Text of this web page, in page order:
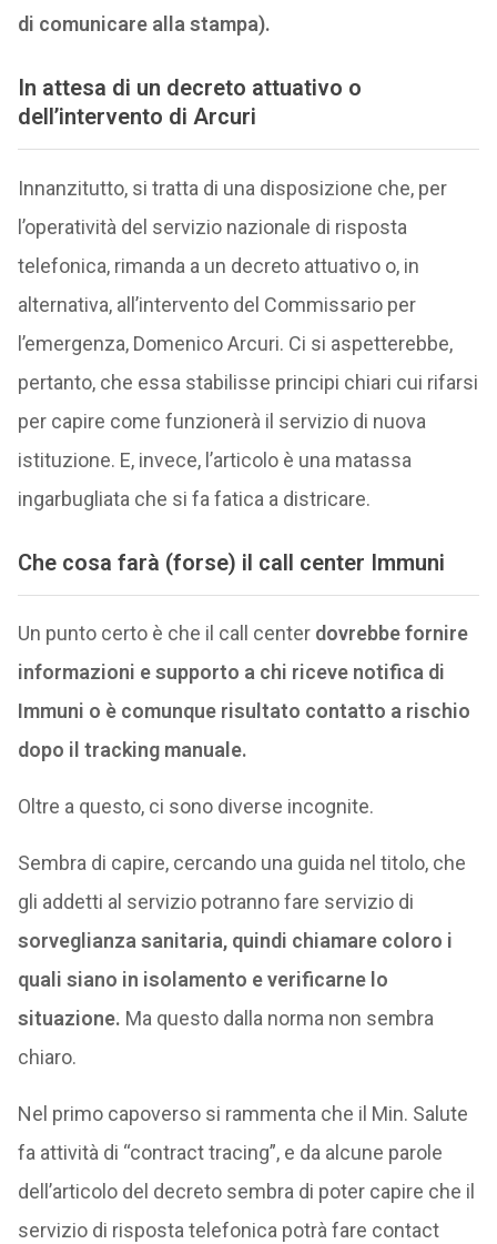
di comunicare alla stampa).
In attesa di un decreto attuativo o
dell’intervento di Arcuri
Innanzitutto, si tratta di una disposizione che, per
l’operatività del servizio nazionale di risposta
telefonica, rimanda a un decreto attuativo o, in
alternativa, all’intervento del Commissario per
l’emergenza, Domenico Arcuri. Ci si aspetterebbe,
pertanto, che essa stabilisse principi chiari cui rifarsi
per capire come funzionerà il servizio di nuova
istituzione. E, invece, l’articolo è una matassa
ingarbugliata che si fa fatica a districare.
Che cosa farà (forse) il call center Immuni
Un punto certo è che il call center dovrebbe fornire
informazioni e supporto a chi riceve notifica di
Immuni o è comunque risultato contatto a rischio
dopo il tracking manuale.
Oltre a questo, ci sono diverse incognite.
Sembra di capire, cercando una guida nel titolo, che
gli addetti al servizio potranno fare servizio di
sorveglianza sanitaria, quindi chiamare coloro i
quali siano in isolamento e verificarne lo
situazione. Ma questo dalla norma non sembra
chiaro.
Nel primo capoverso si rammenta che il Min. Salute
fa attività di “contract tracing”, e da alcune parole
dell’articolo del decreto sembra di poter capire che il
servizio di risposta telefonica potrà fare contact